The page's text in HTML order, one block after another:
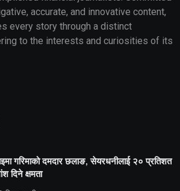
accurate, and innovative content,
every story through a distinct
to the interests and curiosities of its
गरिमाको दमदार छलाङ, सेयरधनीलाई २० प्रतिशत
दिने क्षमता